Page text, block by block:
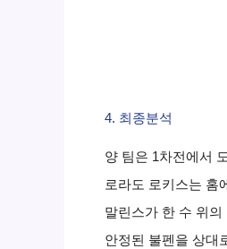
4. 최종분석
양 팀은 1차전에서
로라도 로키스는 홈
말린스가 한 수 위
안정된 불펜을 상대